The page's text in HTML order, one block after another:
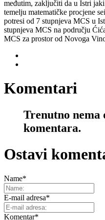
međutim, zaključiti da u Istri
temelju matematičke procjene
potresi od 7 stupnjeva MCS u
stupnjeva MCS na području
MCS za prostor od Novoga
Komentari
Trenutno
komentara.
Ostavi
Name*
E-mail adresa*
Komentar*